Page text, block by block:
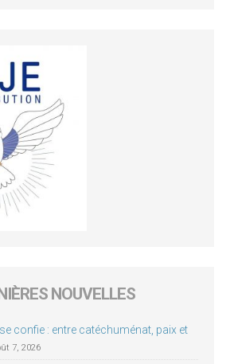
NOUVELLES
confie : entre catéchuménat, paix et
7, 2026